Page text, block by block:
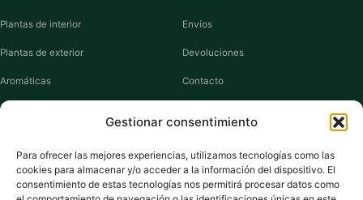
Gestionar consentimiento
Para ofrecer las mejores experiencias, utilizamos tecnologías como las
cookies para almacenar y/o acceder a la información del dispositivo. El
consentimiento de estas tecnologías nos permitirá procesar datos como
Plantas de interior
Plantas de exterior
Aromáticas
Suculentas
Envíos
Devoluciones
Contacto
VIVERO PLANTAS